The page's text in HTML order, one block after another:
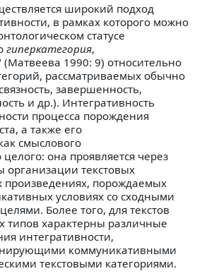
широкий подход
в рамках которого можно
статусе
гиперкатегория,
1990: 9) относительно
рассматриваемых обычно
завершенность,
и др.). Интегративность
процесса порождения
а также его
смыслового
она проявляется через
организации текстовых
произведениях, порождаемых
условиях со сходными
Более того, для текстов
типов характерны различные
интегративности,
коммуникативными
текстовыми категориями.